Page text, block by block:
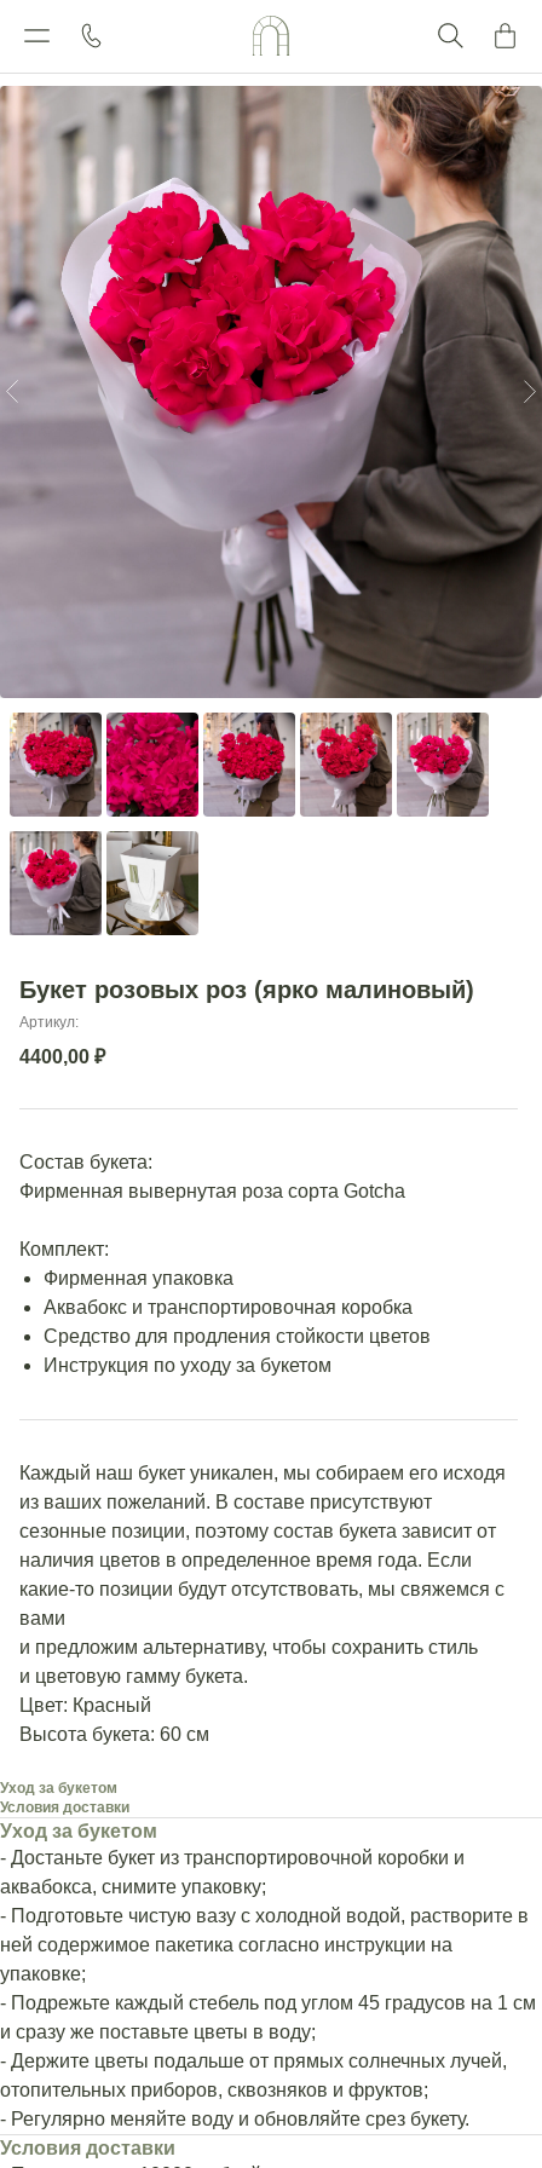
Букет розовых роз (ярко малиновый)
Артикул:
4400,00 ₽
Состав букета:
Фирменная вывернутая роза сорта Gotcha
Комплект:
Фирменная упаковка
Аквабокс и транспортировочная коробка
Средство для продления стойкости цветов
Инструкция по уходу за букетом
Каждый наш букет уникален, мы собираем его исходя
из ваших пожеланий. В составе присутствуют
сезонные позиции, поэтому состав букета зависит от
наличия цветов в определенное время года. Если
какие-то позиции будут отсутствовать, мы свяжемся с
вами
и предложим альтернативу, чтобы сохранить стиль
и цветовую гамму букета.
Цвет: Красный
Высота букета: 60 см
Уход за букетом
Условия доставки
Уход за букетом
- Достаньте букет из транспортировочной коробки и
аквабокса, снимите упаковку;
- Подготовьте чистую вазу с холодной водой, растворите в
ней содержимое пакетика согласно инструкции на
упаковке;
- Подрежьте каждый стебель под углом 45 градусов на 1 см
и сразу же поставьте цветы в воду;
- Держите цветы подальше от прямых солнечных лучей,
отопительных приборов, сквозняков и фруктов;
- Регулярно меняйте воду и обновляйте срез букету.
Условия доставки